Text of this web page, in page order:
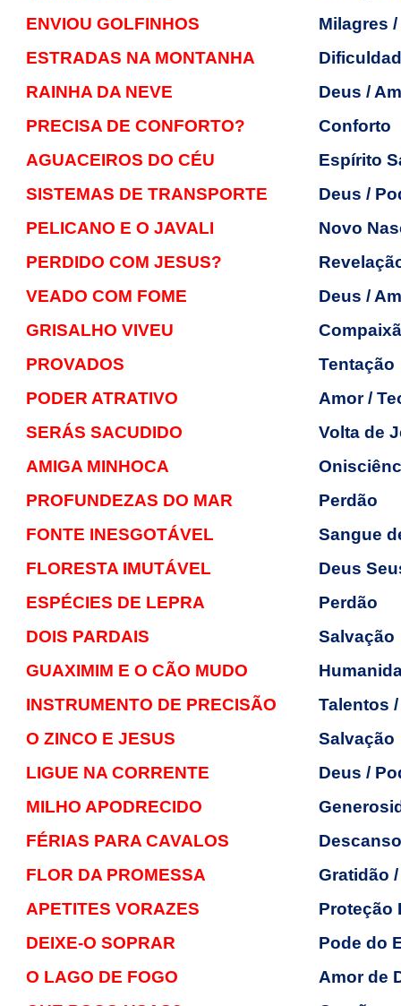
ENVIOU GOLFINHOS
Milagres
ESTRADAS NA MONTANHA
RAINHA DA NEVE
Deus /
PRECISA DE CONFORTO?
Conforto
AGUACEIROS DO CÉU
Espírito
SISTEMAS DE TRANSPORTE
Deus /
PELICANO E O JAVALI
Novo
PERDIDO COM JESUS?
VEADO COM FOME
Deus /
GRISALHO VIVEU
PROVADOS
Tentação
PODER ATRATIVO
Amor /
SERÁS SACUDIDO
Volta de
AMIGA MINHOCA
PROFUNDEZAS DO MAR
Perdão
FONTE INESGOTÁVEL
Sangue
FLORESTA IMUTÁVEL
Deus
ESPÉCIES DE LEPRA
Perdão
DOIS PARDAIS
Salvação
GUAXIMIM E O CÃO MUDO
INSTRUMENTO DE PRECISÃO
Talentos
O ZINCO E JESUS
Salvação
LIGUE NA CORRENTE
Deus /
MILHO APODRECIDO
FÉRIAS PARA CAVALOS
FLOR DA PROMESSA
Gratidão
APETITES VORAZES
Proteção
DEIXE-O SOPRAR
Pode do
O LAGO DE FOGO
Amor de